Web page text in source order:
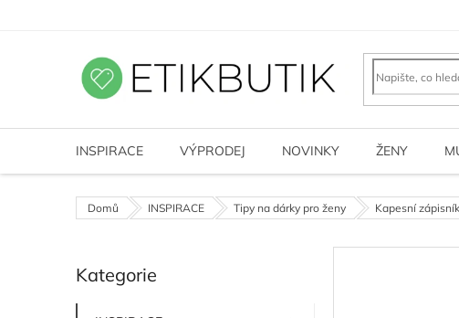
INSPIRACE VÝPRODEJ NOVINKY ŽENY
Domů INSPIRACE Tipy na dárky pro ženy Kapesní
o
Přeskočit
kategorie
Kategorie